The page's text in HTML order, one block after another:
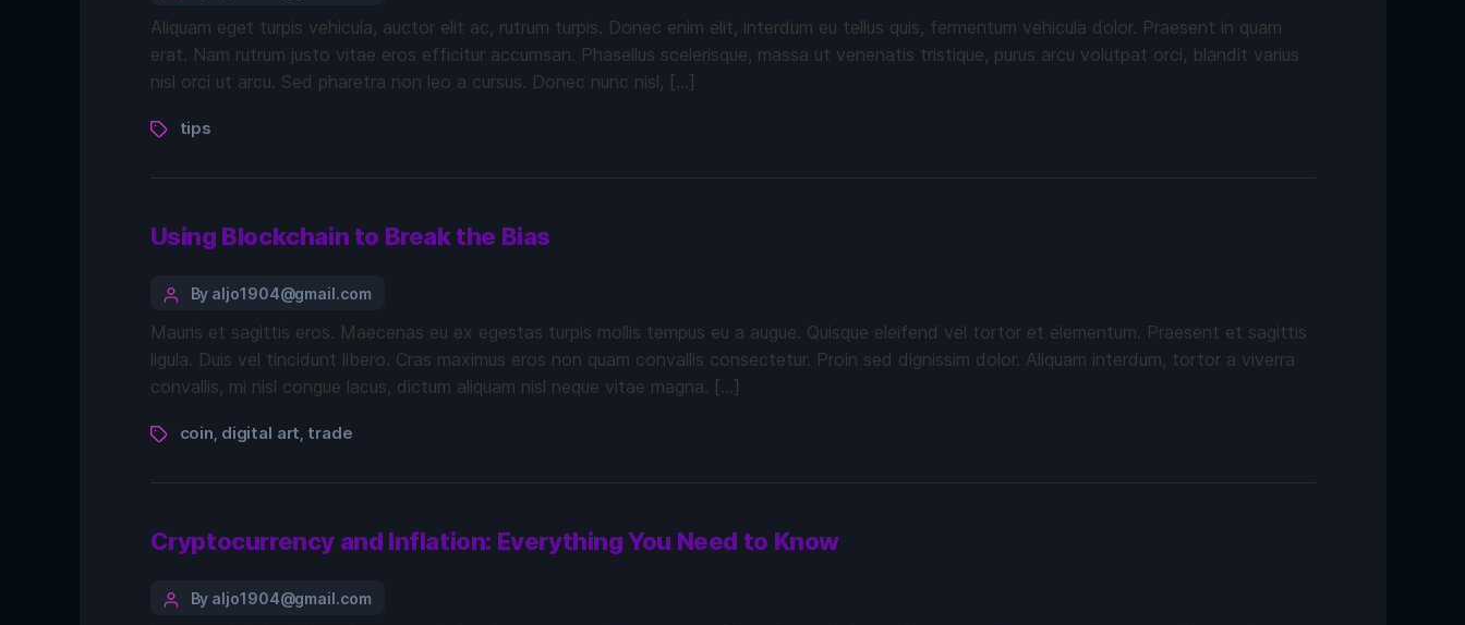
Aliquam eget turpis vehicula, auctor elit ac, rutrum turpis. Donec enim elit, interdum eu tellus quis, fermentum vehicula dolor. Praesent in quam
erat. Nam rutrum justo vitae eros efficitur accumsan. Phasellus scelerisque, massa ut venenatis tristique, purus arcu volutpat orci, blandit varius
nisl orci ut arcu. Sed pharetra non leo a cursus. Donec nunc nisl, […]
tips
Using Blockchain to Break the Bias
By aljo1904@gmail.com
Mauris et sagittis eros. Maecenas eu ex egestas turpis mollis tempus eu a augue. Quisque eleifend vel tortor et elementum. Praesent et sagittis
ligula. Duis vel tincidunt libero. Cras maximus eros non quam convallis consectetur. Proin sed dignissim dolor. Aliquam interdum, tortor a viverra
convallis, mi nisl congue lacus, dictum aliquam nisl neque vitae magna. […]
coin digital art trade
Cryptocurrency and Inflation: Everything You Need to Know
By aljo1904@gmail.com